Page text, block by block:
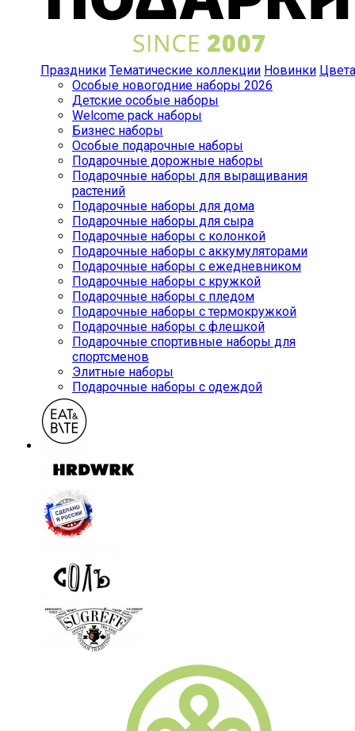
Праздники Тематические коллекции Новинки Цвета
Особые новогодние наборы 2026
Детские особые наборы
Welcome pack наборы
Бизнес наборы
Особые подарочные наборы
Подарочные дорожные наборы
Подарочные наборы для выращивания
растений
Подарочные наборы для дома
Подарочные наборы для сыра
Подарочные наборы с колонкой
Подарочные наборы с аккумуляторами
Подарочные наборы с ежедневником
Подарочные наборы с кружкой
Подарочные наборы с пледом
Подарочные наборы с термокружкой
Подарочные наборы с флешкой
Подарочные спортивные наборы для
спортсменов
Элитные наборы
Подарочные наборы с одеждой